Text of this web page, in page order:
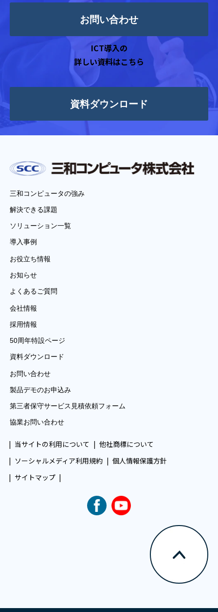
お問い合わせ
ICT導入の
詳しい資料はこちら
資料ダウンロード
三和コンピュータの強み
解決できる課題
ソリューション一覧
導入事例
お役立ち情報
お知らせ
よくあるご質問
会社情報
採用情報
50周年特設ページ
資料ダウンロード
お問い合わせ
製品デモのお申込み
第三者保守サービス見積依頼フォーム
協業お問い合わせ
当サイトの利用について
他社商標について
ソーシャルメディア利用規約
個人情報保護方針
サイトマップ